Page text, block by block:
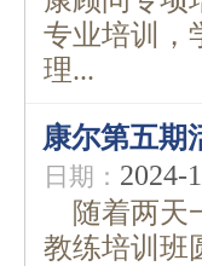
专业培训，
理...
康尔第五期
日期： 2024-
随着两天
教练培训班